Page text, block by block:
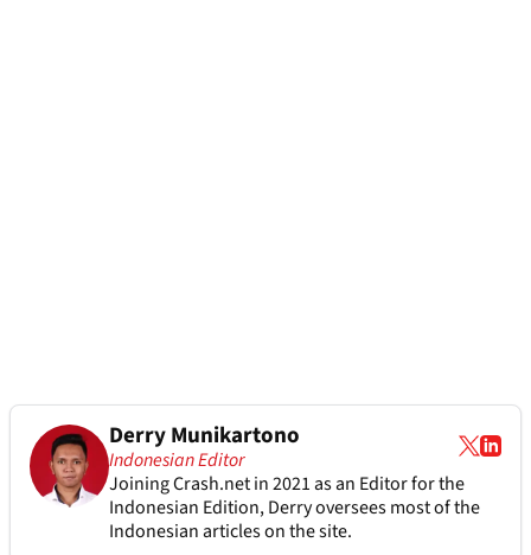
Derry Munikartono
Indonesian Editor
Joining Crash.net in 2021 as an Editor for the
Indonesian Edition, Derry oversees most of the
Indonesian articles on the site.